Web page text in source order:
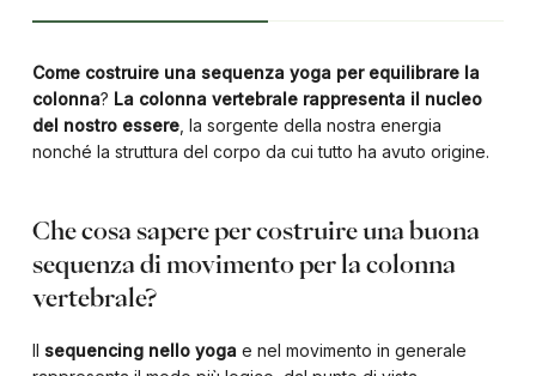
Come costruire una sequenza yoga per equilibrare la
colonna? La colonna vertebrale rappresenta il nucleo
del nostro essere, la sorgente della nostra energia
nonché la struttura del corpo da cui tutto ha avuto origine.
Che cosa sapere per costruire una buona
sequenza di movimento per la colonna
vertebrale?
Il sequencing nello yoga e nel movimento in generale